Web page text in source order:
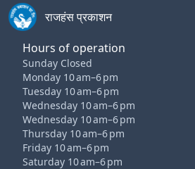
राजहंस प्रकाशन
Hours of operation
Sunday Closed
Monday 10 am–6 pm
Tuesday 10 am–6 pm
Wednesday 10 am–6 pm
Wednesday 10 am–6 pm
Thursday 10 am–6 pm
Friday 10 am–6 pm
Saturday 10 am–6 pm